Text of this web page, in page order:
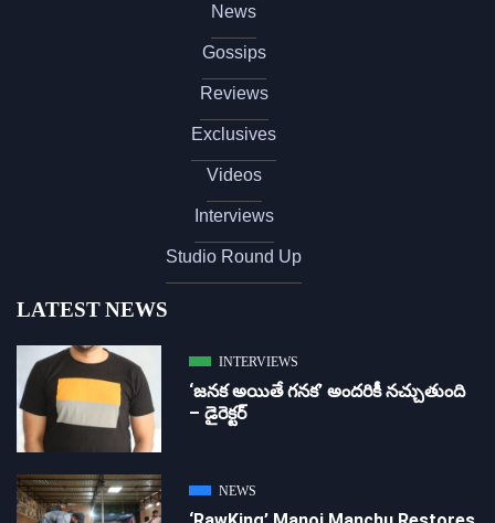
News
Gossips
Reviews
Exclusives
Videos
Interviews
Studio Round Up
LATEST NEWS
INTERVIEWS
‘జ‌న‌క అయితే గ‌న‌క‌’ అందరికీ నచ్చుతుంది
– డైరెక్ట‌ర్
NEWS